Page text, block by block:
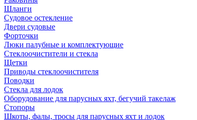
Шланги
Судовое остекление
Двери судовые
Форточки
Люки палубные и комплектующие
Стеклоочистители и стекла
Щетки
Приводы стеклоочистителя
Поводки
Стекла для лодок
Оборудование для парусных яхт, бегучий такелаж
Стопоры
Шкоты, фалы, тросы для парусных яхт и лодок